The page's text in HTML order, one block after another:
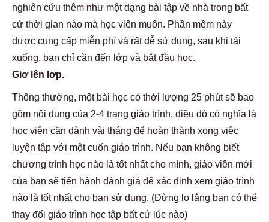
nghiên cứu thêm như một dạng bài tập về nhà trong bất
cứ thời gian nào mà học viên muốn. Phần mềm này
được cung cấp miễn phí và rất dễ sử dụng, sau khi tải
xuống, bạn chỉ cần đến lớp và bắt đầu học.
Giơ lên lơp.
Thông thường, một bài học có thời lượng 25 phút sẽ bao
gồm nội dung của 2-4 trang giáo trình, điều đó có nghĩa là
học viên cần dành vài tháng để hoàn thành xong việc
luyện tập với một cuốn giáo trình. Nếu bạn không biết
chương trình học nào là tốt nhất cho mình, giáo viên mới
của bạn sẽ tiến hành đánh giá để xác định xem giáo trình
nào là tốt nhất cho bạn sử dụng. (Đừng lo lắng bạn có thể
thay đổi giáo trình học tập bất cứ lúc nào)